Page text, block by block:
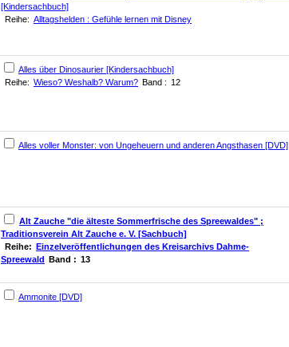
[Kindersachbuch]
Reihe: Alltagshelden : Gefühle lernen mit Disney
Alles über Dinosaurier [Kindersachbuch]
Reihe: Wieso? Weshalb? Warum? Band : 12
Alles voller Monster: von Ungeheuern und anderen Angsthasen [DVD]
Alt Zauche "die älteste Sommerfrische des Spreewaldes" ;
Traditionsverein Alt Zauche e. V. [Sachbuch]
Reihe: Einzelveröffentlichungen des Kreisarchivs Dahme-
Spreewald Band : 13
Ammonite [DVD]